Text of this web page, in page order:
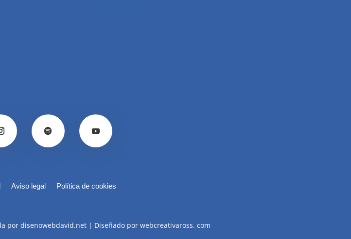
Aviso legal Política de cookies
por disenowebdavid.net | Diseñado por webcreativaross. com